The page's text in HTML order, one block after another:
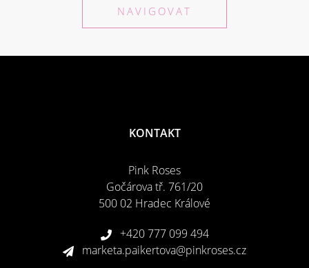
NAVIGOVAT
KONTAKT
Pink Roses
Gočárova tř. 761/20
500 02 Hradec Králové
+420 777 099 494
marketa.paikertova@pinkroses.cz